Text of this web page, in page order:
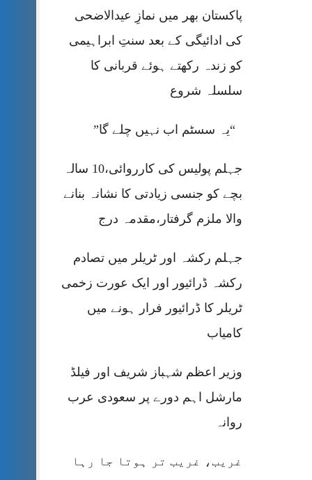
پاکستان بھر میں نمازِ عیدالاضحی
کی ادائیگی کے بعد سنتِ ابراہیمی
کو زندہ رکھتے ہوئے قربانی کا
سلسلہ شروع
“یہ سسٹم اب نہیں چلے گا”
جہلم پولیس کی کارروائی،10 سالہ
بچے کو جنسی زیادتی کا نشانہ بنانے
والا ملزم گرفتار،مقدمہ درج
جہلم رکشہ اور ٹریلر میں تصادم
رکشہ ڈرائیور اور ایک عورت زخمی
ٹریلر کا ڈرائیور فرار ہونے میں
کامیاب
وزیر اعظم شہباز شریف اور فیلڈ
مارشل اہم دورے پر سعودی عرب
روانہ
غریب، غریب تر ہوتا جا رہا